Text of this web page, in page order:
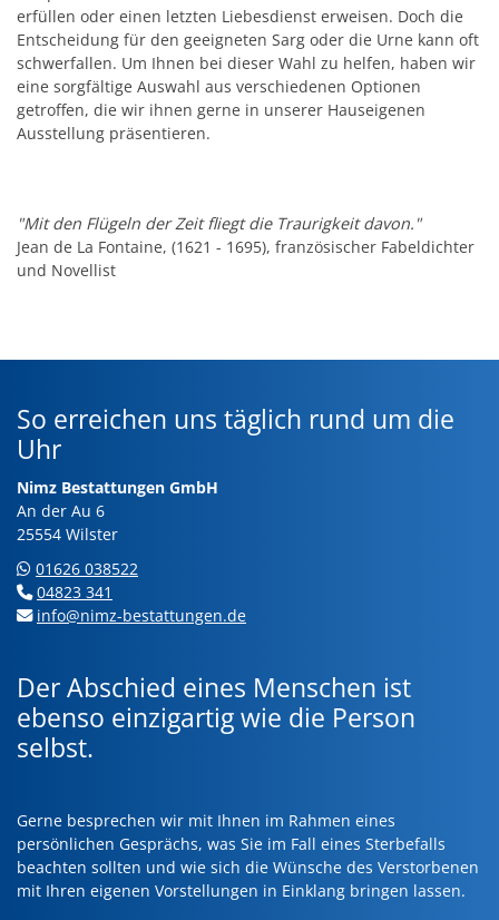
erfüllen oder einen letzten Liebesdienst erweisen. Doch die
Entscheidung für den geeigneten Sarg oder die Urne kann oft
schwerfallen. Um Ihnen bei dieser Wahl zu helfen, haben wir
eine sorgfältige Auswahl aus verschiedenen Optionen
getroffen, die wir ihnen gerne in unserer Hauseigenen
Ausstellung präsentieren.
"Mit den Flügeln der Zeit fliegt die Traurigkeit davon."
Jean de La Fontaine, (1621 - 1695), französischer Fabeldichter
und Novellist
So erreichen uns täglich rund um die
Uhr
Nimz Bestattungen GmbH
An der Au 6
25554 Wilster
01626 038522
04823 341
info@nimz-bestattungen.de
Der Abschied eines Menschen ist
ebenso einzigartig wie die Person
selbst.
Gerne besprechen wir mit Ihnen im Rahmen eines
persönlichen Gesprächs, was Sie im Fall eines Sterbefalls
beachten sollten und wie sich die Wünsche des Verstorbenen
mit Ihren eigenen Vorstellungen in Einklang bringen lassen.